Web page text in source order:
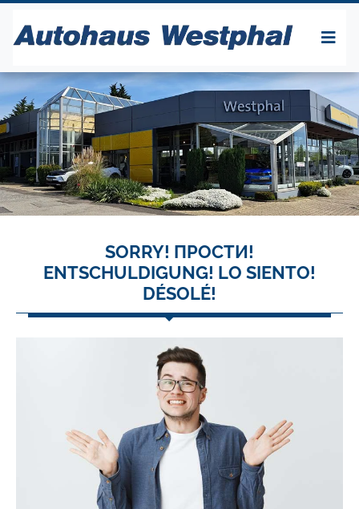
SORRY! ПРОСТИ!
ENTSCHULDIGUNG! LO SIENTO!
DÉSOLÉ!